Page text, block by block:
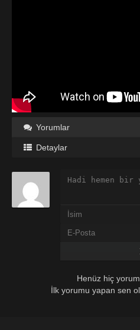
Yorumlar
Detaylar
Henüz hiç yorum
İlk yorumu yapan sen